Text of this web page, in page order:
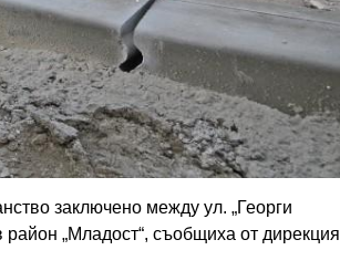
заключено между ул. „Георги
район „Младост“, съобщиха от дирекция